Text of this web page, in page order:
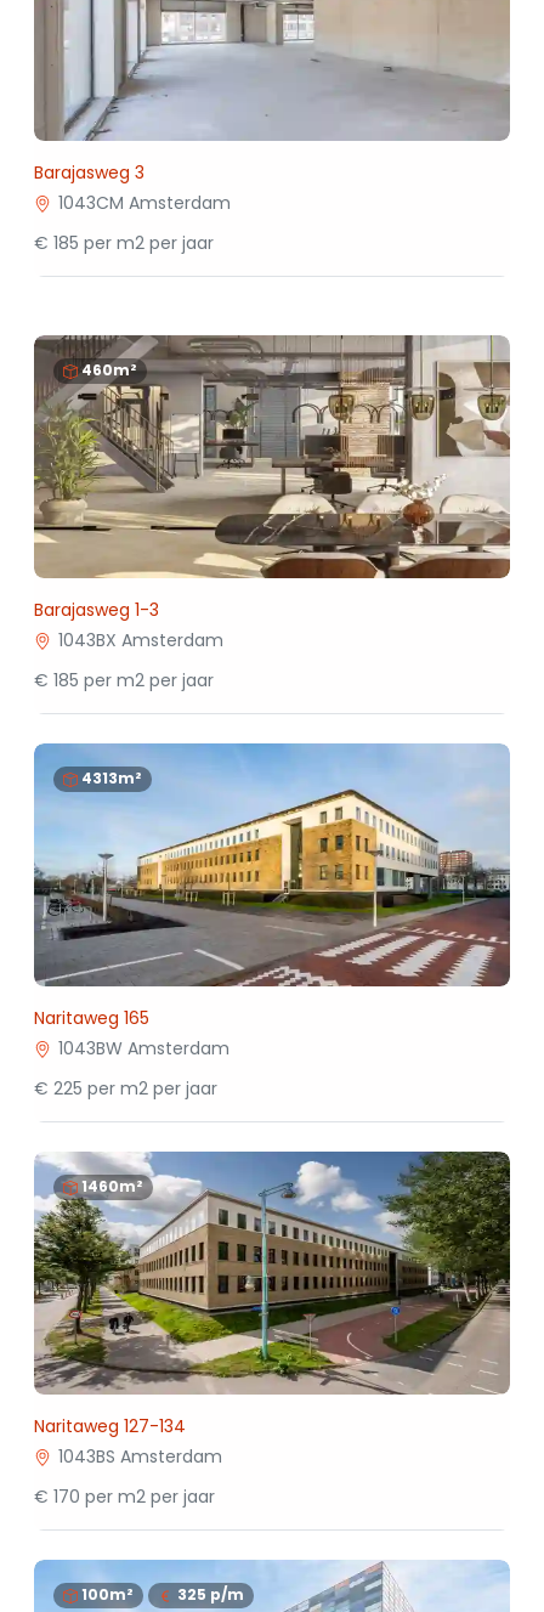
Barajasweg 3
1043CM Amsterdam
€ 185 per m2 per jaar
460m²
Barajasweg 1-3
1043BX Amsterdam
€ 185 per m2 per jaar
4313m²
Naritaweg 165
1043BW Amsterdam
€ 225 per m2 per jaar
1460m²
Naritaweg 127-134
1043BS Amsterdam
€ 170 per m2 per jaar
100m² 325 p/m